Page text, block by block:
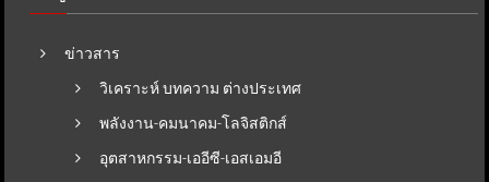
ข่าวสาร
วิเคราะห์ บทความ ต่างประเทศ
พลังงาน-คมนาคม-โลจิสติกส์
อุตสาหกรรม-เออีซี-เอสเอมอี